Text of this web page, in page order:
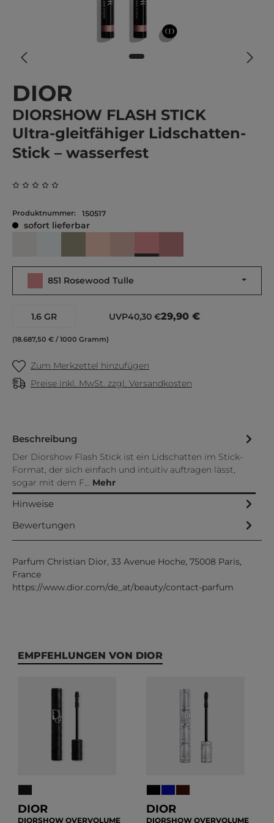
DIOR
DIORSHOW FLASH STICK
Ultra-gleitfähiger Lidschatten-
Stick – wasserfest
Produktnummer: 150517
sofort lieferbar
280 Lucky Clover
545 Beige Tulle
658 Beige Mitzah
851 Rosewood Tulle
1.6 GR
(18.687,50 € / 1000 Gramm)
UVP40,30 €29,90 €
Zum Merkzettel hinzufügen
Preise inkl. MwSt. zzgl. Versandkosten
Beschreibung
Der Diorshow Flash Stick ist ein Lidschatten im Stick-
Format, der sich einfach und intuitiv auftragen lässt,
sogar mit dem F… Mehr
Hinweise
Bewertungen
Parfum Christian Dior, 33 Avenue Hoche, 75008 Paris,
France
https://www.dior.com/de_at/beauty/contact-parfum
Produktgalerie überspringen
EMPFEHLUNGEN VON DIOR
DIOR
DIORSHOW OVERVOLUME
DIOR
DIORSHOW OVERVOLUME